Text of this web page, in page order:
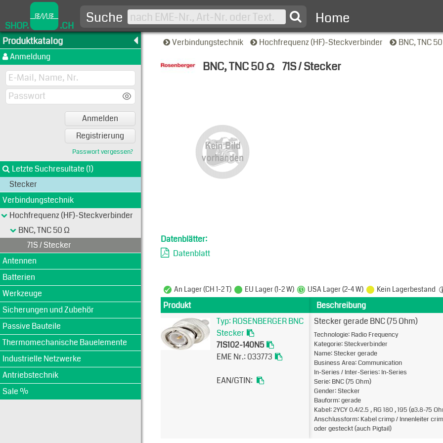
SHOP. .CH Suche Home
Produktkatalog
Anmeldung
Anmelden
Registrierung
Passwort vergessen?
Letzte Suchresultate (1)
Stecker
Verbindungstechnik
Hochfrequenz (HF)-Steckverbinder
BNC, TNC 50 Ω
71S / Stecker
Antennen
Batterien
Werkzeuge
Sicherungen und Zubehör
Passive Bauteile
Thermomechanische Bauelemente
Industrielle Netzwerke
Antriebstechnik
Sale %
Verbindungstechnik Hochfrequenz (HF)-Steckverbinder BNC, TNC
BNC, TNC 50 Ω 71S / Stecker
Datenblätter:
Datenblatt
An Lager (CH 1-2 T) EU Lager (1-2 W) USA Lager (2-4 W) Kein Lagerbestand
Produkt Beschreibung
Typ: ROSENBERGER BNC
Stecker
71S102-140N5
EME Nr.: 033773
EAN/GTIN:
Stecker gerade BNC (75 Ohm)
Technologie: Radio Frequency
Kategorie: Steckverbinder
Name: Stecker gerade
Business Area: Communication
In-Series / Inter-Series: In-Series
Serie: BNC (75 Ohm)
Gender: Stecker
Bauform: gerade
Kabel: 2YCY 0.4/2.5 , RG 180 , 195 (ø3.8-75
Anschlussform: Kabel crimp / Innenleiter
oder gesteckt (auch Pigtail)